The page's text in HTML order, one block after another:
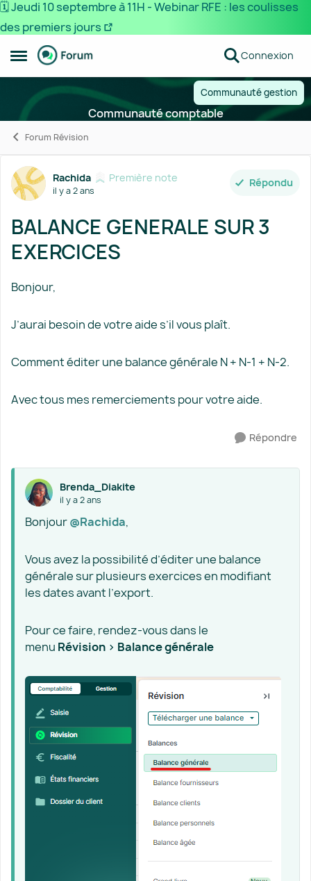
🗓️ Jeudi 10 septembre à 11H - Webinar RFE : les coulisses
des premiers jours
Ouvrir Menu Latéral
Passer au contenu Connexion
Communauté gestion
Communauté comptable
Forum Révision
Forum Discussion
Rachida Première note
il y a 2 ans
Répondu
BALANCE GENERALE SUR 3
EXERCICES
Bonjour,
J’aurai besoin de votre aide s’il vous plaît.
Comment éditer une balance générale N + N-1 + N-2.
Avec tous mes remerciements pour votre aide.
Répondre
Brenda_Diakite
il y a 2 ans
Bonjour@Rachida,
Vous avez la possibilité d’éditer une balance
générale sur plusieurs exercices en modifiant
les dates avant l’export.
Pour ce faire, rendez-vous dans le
menu Révision > Balance générale